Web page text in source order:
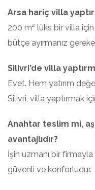
Arsa hariç villa
200 m² lüks bir villa
bütçe ayırmanız
Silivri’de villa
Evet. Hem yatırım
Silivri, villa yaptırmak
Anahtar teslim mi,
avantajlıdır?
İşin uzmanı bir
güvenli ve konforludur.